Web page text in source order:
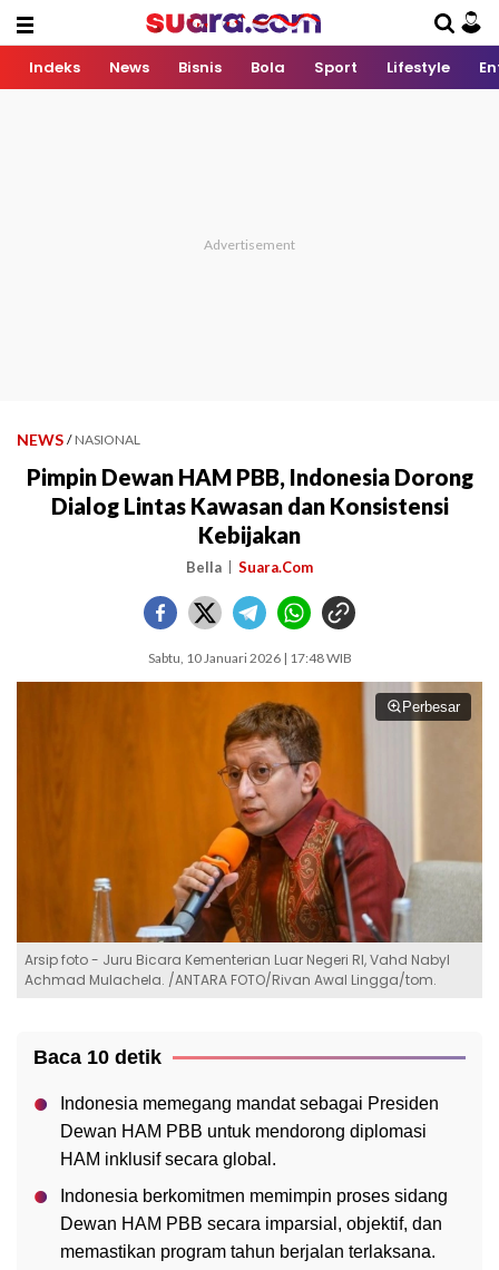
Indeks News Bisnis Bola Sport Lifestyle
NEWS / NASIONAL
Pimpin Dewan HAM PBB, Indonesia Dorong
Dialog Lintas Kawasan dan Konsistensi
Kebijakan
Bella Suara.Com
Sabtu, 10 Januari 2026 | 17:48 WIB
Perbesar
Arsip foto - Juru Bicara Kementerian Luar Negeri RI, Vahd Nabyl
Achmad Mulachela. /ANTARA FOTO/Rivan Awal Lingga/tom.
Baca 10 detik
Indonesia memegang mandat sebagai Presiden
Dewan HAM PBB untuk mendorong diplomasi
HAM inklusif secara global.
Indonesia berkomitmen memimpin proses sidang
Dewan HAM PBB secara imparsial, objektif, dan
memastikan program tahun berjalan terlaksana.